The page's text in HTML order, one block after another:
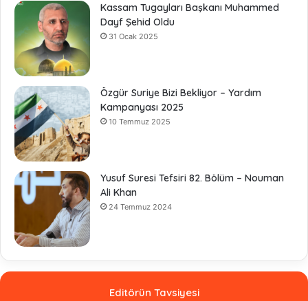
Kassam Tugayları Başkanı Muhammed
Dayf Şehid Oldu
31 Ocak 2025
Özgür Suriye Bizi Bekliyor – Yardım
Kampanyası 2025
10 Temmuz 2025
Yusuf Suresi Tefsiri 82. Bölüm – Nouman
Ali Khan
24 Temmuz 2024
Editörün Tavsiyesi